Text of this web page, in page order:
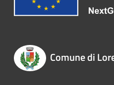
Comune di